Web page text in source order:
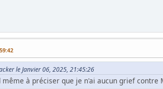
le Janvier 06, 2025, 21:45:26
même à préciser que je n'ai aucun grief contre